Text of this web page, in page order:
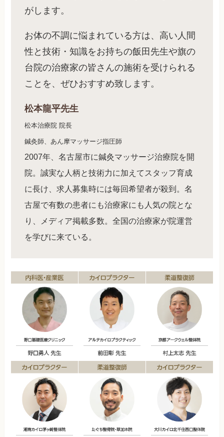
がします。
お体の不調に悩まれている方は、高い人間
性と技術・知識をお持ちの飯田先生や旗の
台院の治療家の皆さんの施術を受けられる
ことを、ぜひおすすめ致します。
松本龍平先生
松本治療院 院長
鍼灸師、あん摩マッサージ指圧師
2007年、名古屋市に鍼灸マッサージ治療院を開
院。誠実な人柄と技術力に加えてスタッフ育成
に長け、求人募集時には毎回希望者が殺到。名
古屋で有数の患者にも治療家にも人気の院とな
り、メディア掲載多数。全国の治療家が院運営
を学びに来ている。